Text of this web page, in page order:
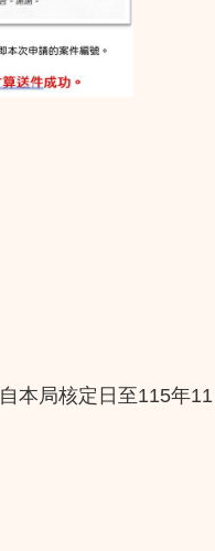
自本局核定日至115年11